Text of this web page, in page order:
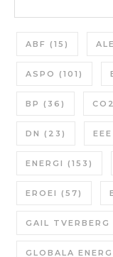
ABF (15)
ASPO (101)
BP (36) CO2
DN (23) EEE
ENERGI (153)
EROEI (57)
GAIL TVERBERG
GLOBALA